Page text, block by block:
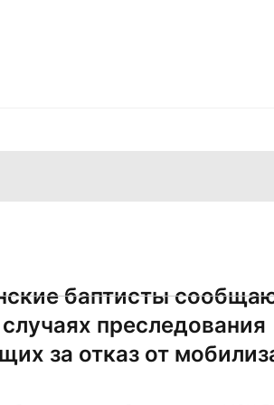
баптисты
преследования
за отказ от